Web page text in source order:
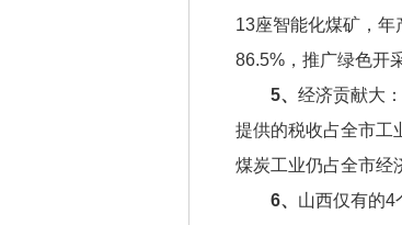
13座智能化煤矿，
86.5%，推广绿色开
5、 经济贡献大‌
提供的税收占全市工
煤炭工业仍占全市经
6、 山西仅有的4